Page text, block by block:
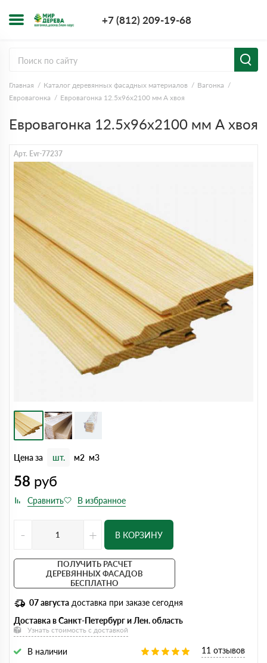
+7 (812) 209-19-68
Главная Каталог деревянных фасадных материалов
Вагонка
Евровагонка
Евровагонка 12.5x96x2100 мм А хвоя
Евровагонка 12.5x96x2100 мм А хвоя
Арт. Evr-77237
Цена за шт. м2 м3
58 руб
- + В КОРЗИНУ
ПОЛУЧИТЬ РАСЧЕТ
ДЕРЕВЯННЫХ ФАСАДОВ
БЕСПЛАТНО
07 августа доставка при заказе сегодня
Доставка в Санкт-Петербург и Лен. область
Узнать стоимость с доставкой
В наличии 11 отзывов